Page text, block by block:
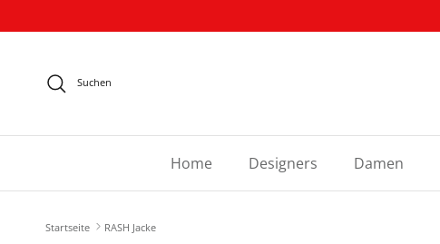
Suchen
Home Designers Damen
Startseite RASH Jacke